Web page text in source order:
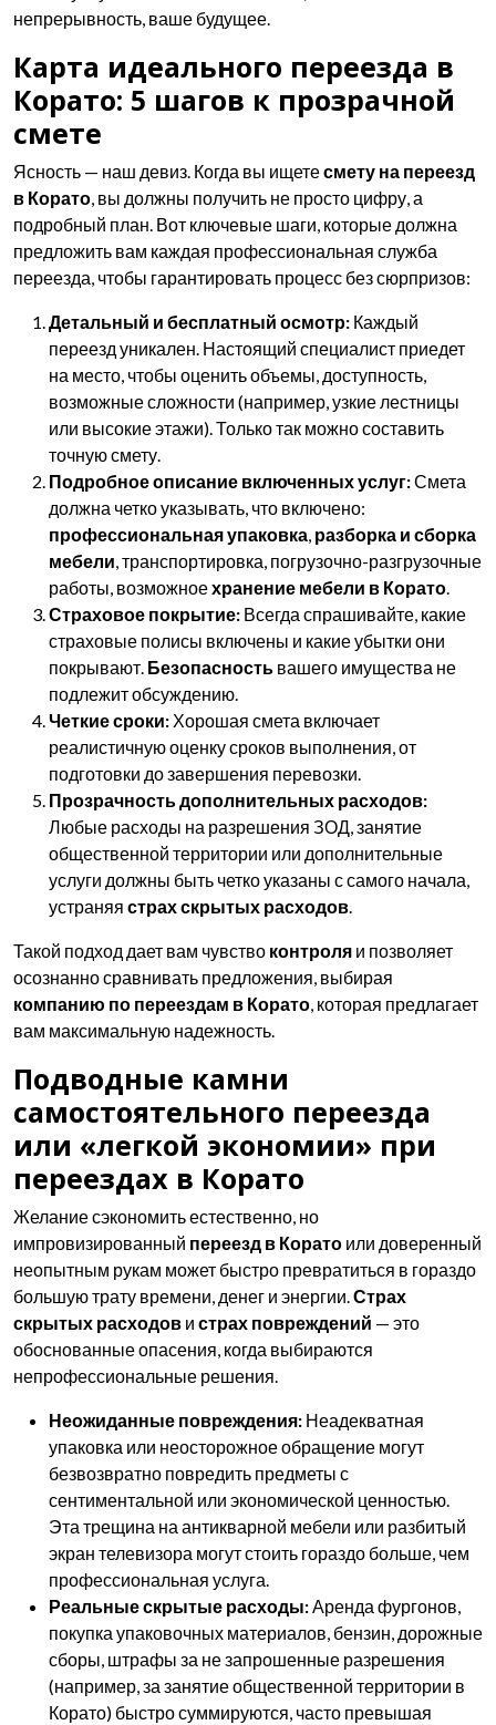
непрерывность, ваше будущее.
Карта идеального переезда в
Корато: 5 шагов к прозрачной
смете
Ясность — наш девиз. Когда вы ищетесмету на переезд
в Корато, вы должны получить не просто цифру, а
подробный план. Вот ключевые шаги, которые должна
предложить вам каждая профессиональная служба
переезда, чтобы гарантировать процесс без сюрпризов:
Детальный и бесплатный осмотр: Каждый
переезд уникален. Настоящий специалист приедет
на место, чтобы оценить объемы, доступность,
возможные сложности (например, узкие лестницы
или высокие этажи). Только так можно составить
точную смету.
Подробное описание включенных услуг:Смета
должна четко указывать, что включено:
профессиональная упаковка, разборка и сборка
мебели, транспортировка, погрузочно-разгрузочные
работы, возможноехранение мебели в Корато.
Страховое покрытие: Всегда спрашивайте, какие
страховые полисы включены и какие убытки они
покрывают. Безопасность вашего имущества не
подлежит обсуждению.
Четкие сроки: Хорошая смета включает
реалистичную оценку сроков выполнения, от
подготовки до завершения перевозки.
Прозрачность дополнительных расходов:
Любые расходы на разрешения ЗОД, занятие
общественной территории или дополнительные
услуги должны быть четко указаны с самого начала,
устраняя страх скрытых расходов.
Такой подход дает вам чувство контроля и позволяет
осознанно сравнивать предложения, выбирая
компанию по переездам в Корато, которая предлагает
вам максимальную надежность.
Подводные камни
самостоятельного переезда
или «легкой экономии» при
переездах в Корато
Желание сэкономить естественно, но
импровизированный переезд в Корато или доверенный
неопытным рукам может быстро превратиться в гораздо
большую трату времени, денег и энергии.Страх
скрытых расходов и страх повреждений — это
обоснованные опасения, когда выбираются
непрофессиональные решения.
Неожиданные повреждения: Неадекватная
упаковка или неосторожное обращение могут
безвозвратно повредить предметы с
сентиментальной или экономической ценностью.
Эта трещина на антикварной мебели или разбитый
экран телевизора могут стоить гораздо больше, чем
профессиональная услуга.
Реальные скрытые расходы:Аренда фургонов,
покупка упаковочных материалов, бензин, дорожные
сборы, штрафы за не запрошенные разрешения
(например, за занятие общественной территории в
Корато) быстро суммируются, часто превышая